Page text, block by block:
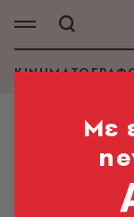
ΚΩΣΤΑΣ
Mε